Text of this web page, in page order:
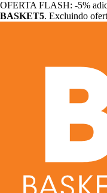
OFERTA FLASH: -5%
BASKET5. Excluindo